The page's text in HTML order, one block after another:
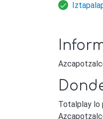
Totalplay lo